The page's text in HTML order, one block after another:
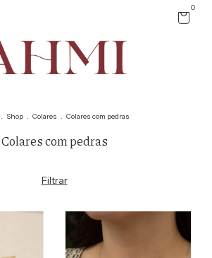
0
. Shop . Colares . Colares com pedras
Colares com pedras
Filtrar